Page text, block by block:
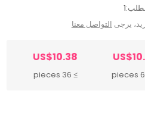
1
يرجى التواصل معنا
US$10.38
≥ 36 pieces